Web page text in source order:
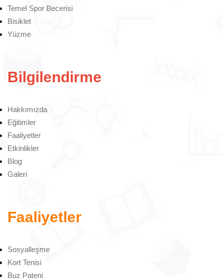
Temel Spor Becerisi
Bisiklet
Yüzme
Bilgilendirme
Hakkımızda
Eğitimler
Faaliyetler
Etkinlikler
Blog
Galeri
Faaliyetler
Sosyalleşme
Kort Tenisi
Buz Pateni